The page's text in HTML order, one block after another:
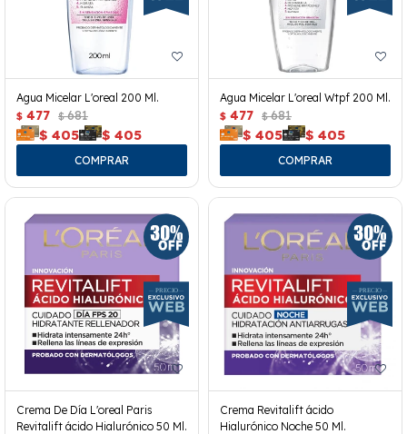
Agua Micelar L'oreal 200 Ml.
$ 477 $ 681
$ 405 $ 405
Agua Micelar L'oreal Wtpf 200 Ml.
$ 477 $ 681
$ 405 $ 405
Crema De Día L'oreal Paris
Revitalift ácido Hialurónico 50 Ml.
Crema Revitalift ácido
Hialurónico Noche 50 Ml.